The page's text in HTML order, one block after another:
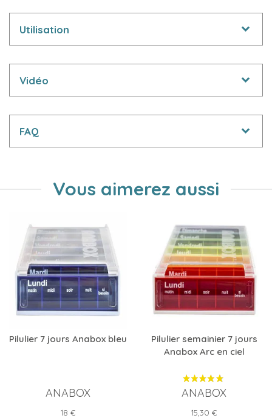
Utilisation
Vidéo
FAQ
Vous aimerez aussi
Pilulier 7 jours Anabox bleu
ANABOX
Prix
18 €
Pilulier semainier 7 jours
Anabox Arc en ciel
ANABOX
Prix
15,30 €